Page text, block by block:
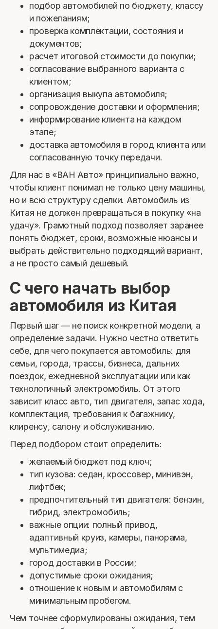
подбор автомобилей по бюджету, классу
и пожеланиям;
проверка комплектации, состояния и
документов;
расчет итоговой стоимости до покупки;
согласование выбранного варианта с
клиентом;
организация выкупа автомобиля;
сопровождение доставки и оформления;
информирование клиента на каждом
этапе;
доставка автомобиля в город клиента или
согласованную точку передачи.
Для нас в «ВАН Авто» принципиально важно,
чтобы клиент понимал не только цену машины,
но и всю структуру сделки. Автомобиль из
Китая не должен превращаться в покупку «на
удачу». Грамотный подход позволяет заранее
понять бюджет, сроки, возможные нюансы и
выбрать действительно подходящий вариант,
а не просто самый дешевый.
С чего начать выбор
автомобиля из Китая
Первый шаг — не поиск конкретной модели, а
определение задачи. Нужно честно ответить
себе, для чего покупается автомобиль: для
семьи, города, трассы, бизнеса, дальних
поездок, ежедневной эксплуатации или как
технологичный электромобиль. От этого
зависит класс авто, тип двигателя, запас хода,
комплектация, требования к багажнику,
клиренсу, салону и обслуживанию.
Перед подбором стоит определить:
желаемый бюджет под ключ;
тип кузова: седан, кроссовер, минивэн,
лифтбек;
предпочтительный тип двигателя: бензин,
гибрид, электромобиль;
важные опции: полный привод,
адаптивный круиз, камеры, панорама,
мультимедиа;
город доставки в России;
допустимые сроки ожидания;
отношение к новым и автомобилям с
минимальным пробегом.
Чем точнее сформулированы ожидания, тем